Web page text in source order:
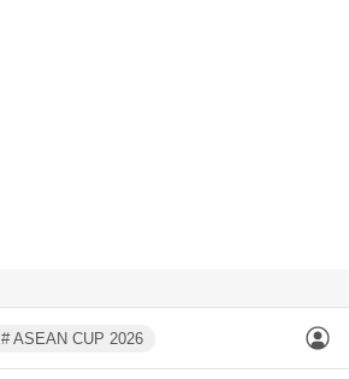
# ASEAN CUP 2026